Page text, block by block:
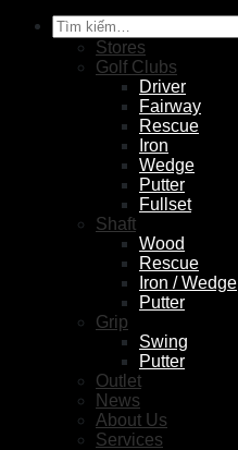
Tìm
kiếm: Stores
Golf Clubs
Driver
Fairway
Rescue
Iron
Wedge
Putter
Fullset
Shaft
Wood
Rescue
Iron / Wedge
Putter
Grip
Swing
Putter
Outlet
News
About Us
Services